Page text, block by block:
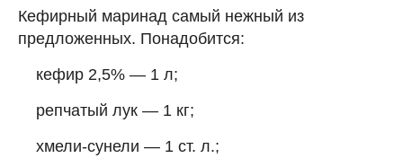
Кефирный маринад самый нежный из
предложенных. Понадобится:
кефир 2,5% — 1 л;
репчатый лук — 1 кг;
хмели-сунели — 1 ст. л.;